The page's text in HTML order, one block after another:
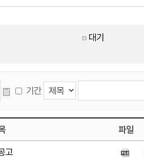
대기
기간
파일
고